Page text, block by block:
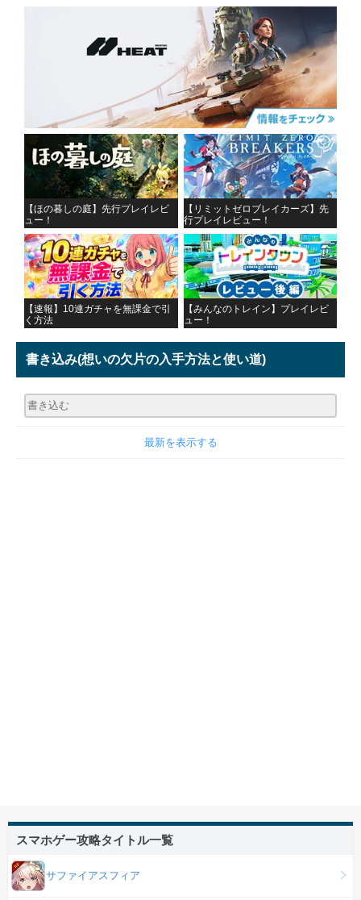
【ほの暮しの庭】先行プレイレビ
ュー！
【リミットゼロブレイカーズ】先
行プレイレビュー！
【速報】10連ガチャを無課金で引
く方法
【みんなのトレイン】プレイレビ
ュー！
書き込み(想いの欠片の入手方法と使い道)
最新を表示する
スマホゲー攻略タイトル一覧
サファイアスフィア